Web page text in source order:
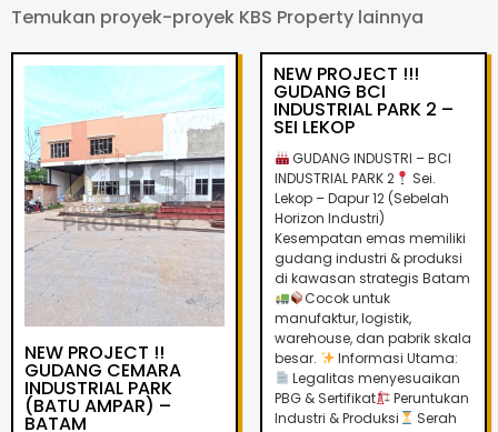
Temukan proyek-proyek KBS Property lainnya
NEW PROJECT !!
GUDANG CEMARA
INDUSTRIAL PARK
(BATU AMPAR) –
BATAM
NEW PROJECT !!!
GUDANG BCI
INDUSTRIAL PARK 2 –
SEI LEKOP
GUDANG INDUSTRI – BCI
INDUSTRIAL PARK 2
Sei.
Lekop – Dapur 12 (Sebelah
Horizon Industri)
Kesempatan emas memiliki
gudang industri & produksi
di kawasan strategis Batam
Cocok untuk
manufaktur, logistik,
warehouse, dan pabrik skala
besar.
Informasi Utama:
Legalitas menyesuaikan
PBG & Sertifikat
Peruntukan
Industri & Produksi
Serah